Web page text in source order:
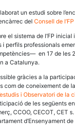
un estudi sobre
del Consell de
el sistema de l’FP inicial
i perfils professionals
en 17 de les
a Catalunya.
gràcies a la
com de coneixement de
i Observatori de la
de les següents
CCOO, CECOT, CET
d’Ensenyament